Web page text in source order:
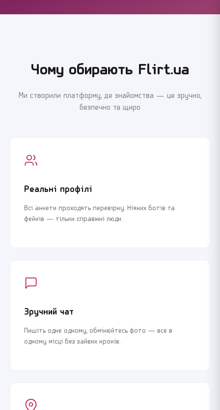
Чому обирають Flirt.ua
Ми створили платформу, де знайомства — це зручно,
безпечно та щиро
Реальні профілі
Всі анкети проходять перевірку. Ніяких ботів та
фейків — тільки справжні люди.
Зручний чат
Пишіть одне одному, обмінюйтесь фото — все в
одному місці без зайвих кроків.